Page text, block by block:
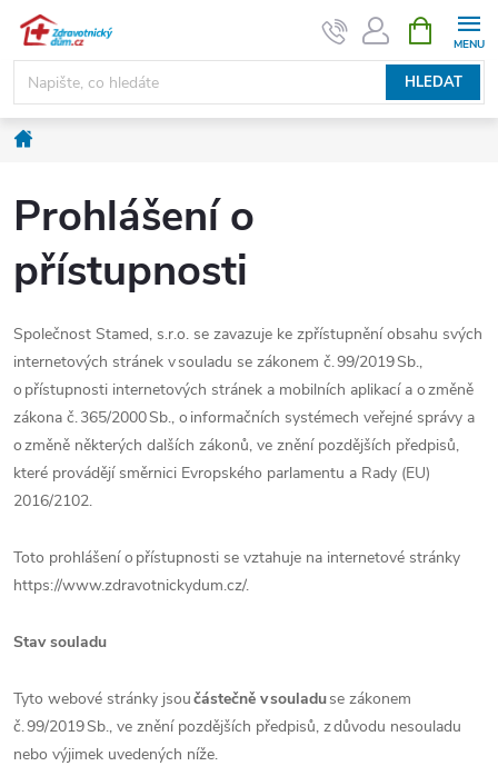
Přejít
obsah
HLEDAT
NÁKUPNÍ
KOŠÍK
Domů
Prohlášení o
přístupnosti
Společnost Stamed, s.r.o. se zavazuje ke zpřístupnění obsahu svých
internetových stránek v souladu se zákonem č. 99/2019 Sb.,
o přístupnosti internetových stránek a mobilních aplikací a o změně
zákona č. 365/2000 Sb., o informačních systémech veřejné správy a
o změně některých dalších zákonů, ve znění pozdějších předpisů,
které provádějí směrnici Evropského parlamentu a Rady (EU)
2016/2102.
Toto prohlášení o přístupnosti se vztahuje na internetové stránky
https://www.zdravotnickydum.cz/.
Stav souladu
Tyto webové stránky jsoučástečně v souladuse zákonem
č. 99/2019 Sb., ve znění pozdějších předpisů, z důvodu nesouladu
nebo výjimek uvedených níže.